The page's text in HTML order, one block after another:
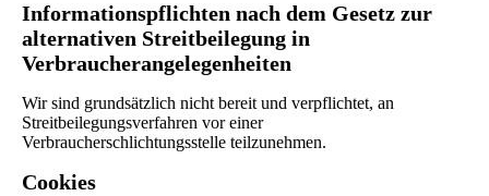
Informationspflichten nach dem Gesetz zur
alternativen Streitbeilegung in
Verbraucherangelegenheiten
Wir sind grundsätzlich nicht bereit und verpflichtet, an
Streitbeilegungsverfahren vor einer
Verbraucherschlichtungsstelle teilzunehmen.
Cookies